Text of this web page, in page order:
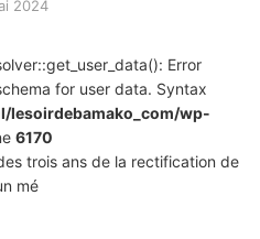
2024
Error
for user data. Syntax
lesoirdebamako_com/wp-
6170
trois ans de la rectification de
mé